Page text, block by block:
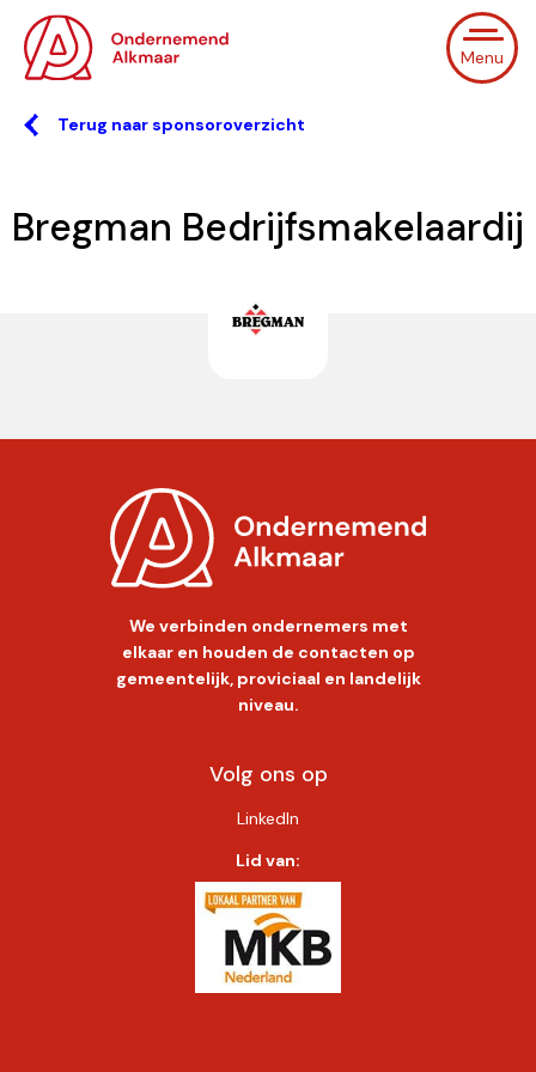
Menu
Terug naar sponsoroverzicht
Bregman Bedrijfsmakelaardij
We verbinden ondernemers met
elkaar en houden de contacten op
gemeentelijk, proviciaal en landelijk
niveau.
Volg ons op
LinkedIn
Lid van: